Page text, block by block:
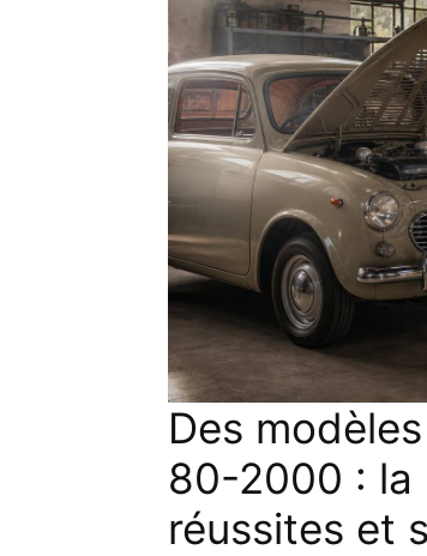
Des
80-2000 : la
réussites et